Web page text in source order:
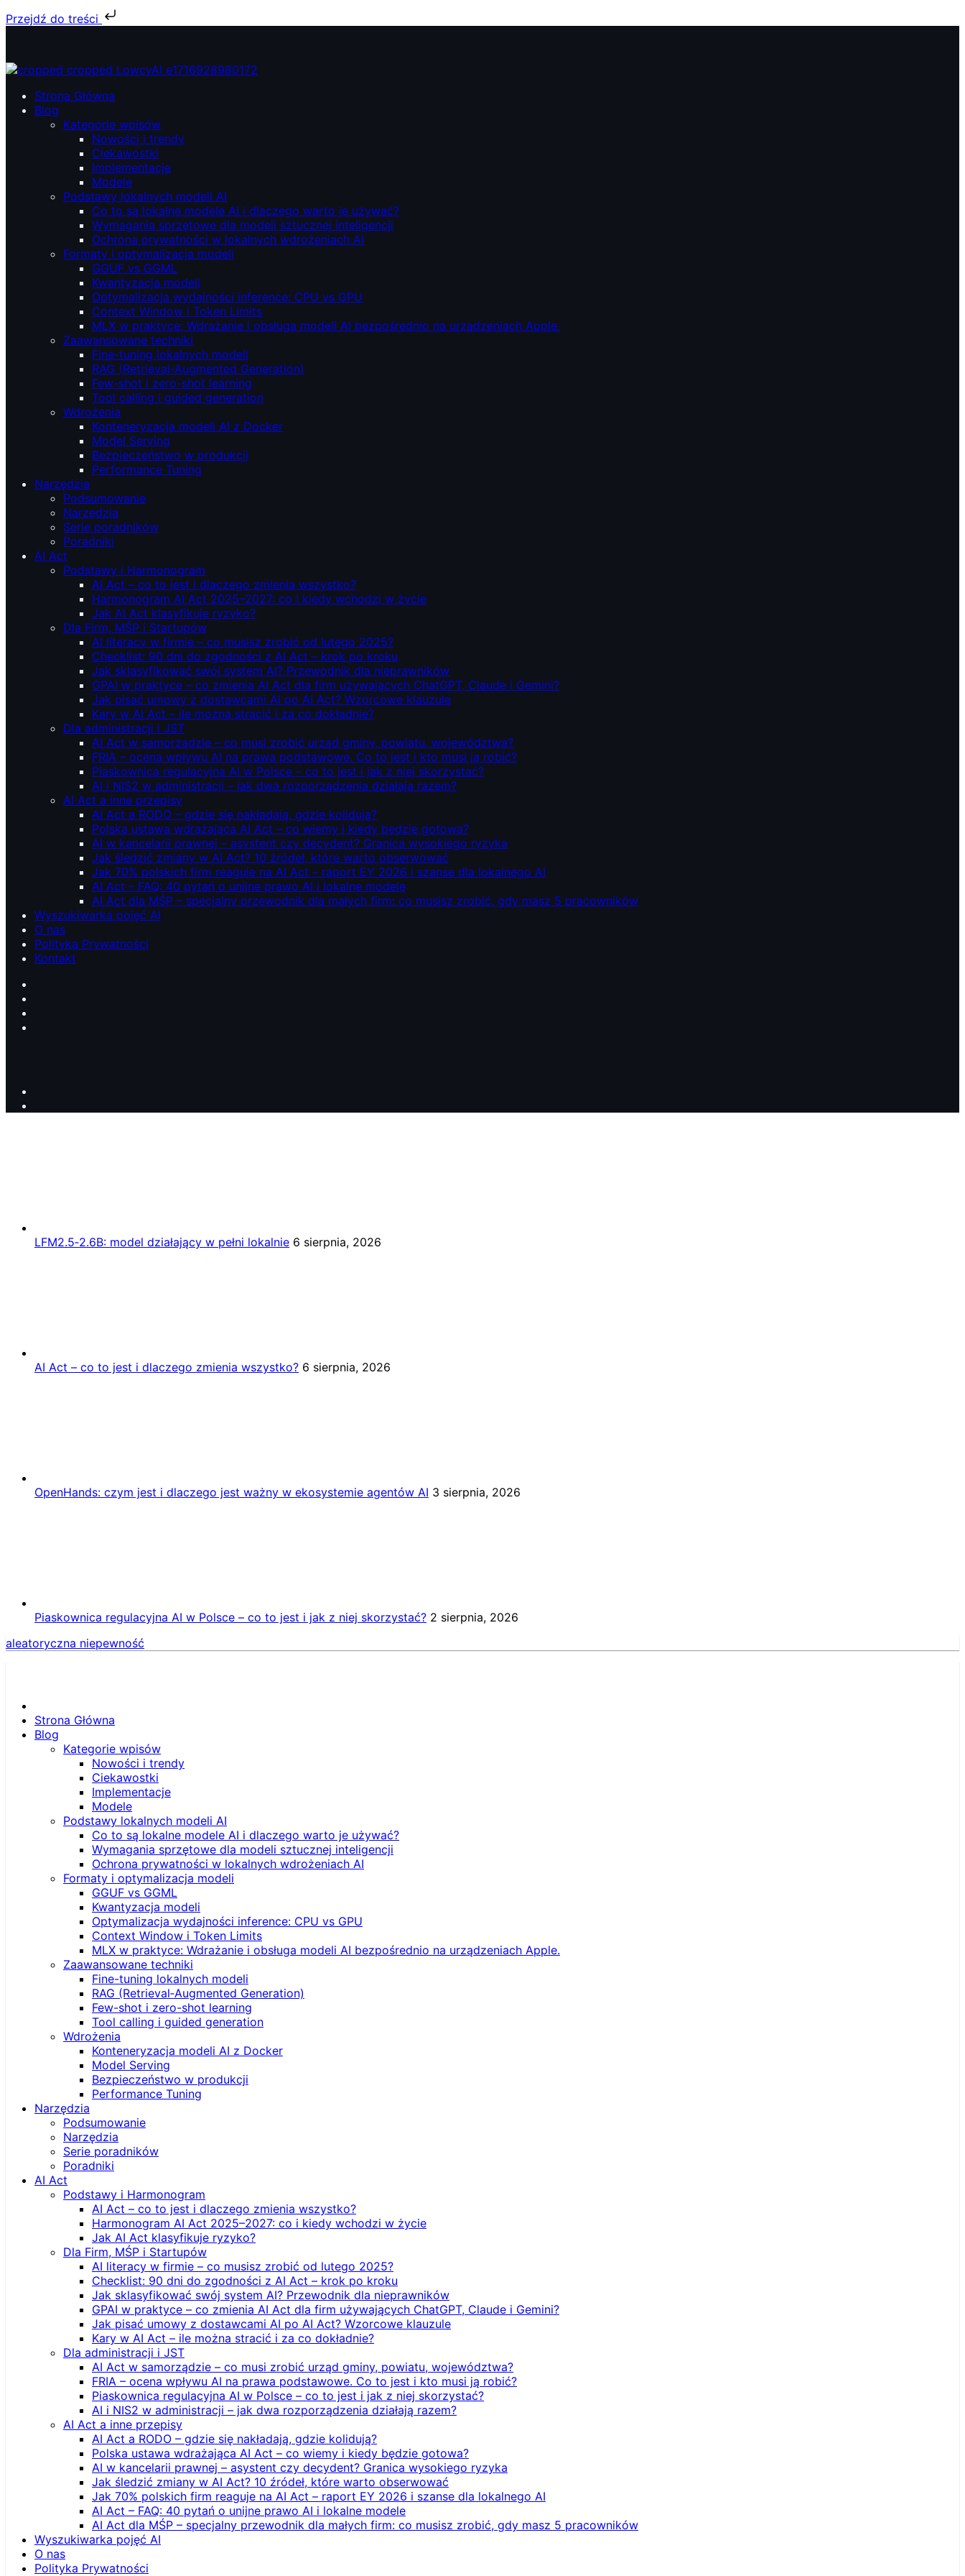
Przejdź do treści
treści
ŁowcyAI – Lokalne modele AI, prywatność i niezależność.
ŁowcyAI – Lokalne modele AI, prywatność i niezależność.
Strona Główna
Blog
Kategorie wpisów
Nowości i trendy
Ciekawostki
Implementacje
Modele
Podstawy lokalnych modeli AI
Co to są lokalne modele AI i dlaczego warto je używać?
Wymagania sprzętowe dla modeli sztucznej inteligencji
Ochrona prywatności w lokalnych wdrożeniach AI
Formaty i optymalizacja modeli
GGUF vs GGML
Kwantyzacja modeli
Optymalizacja wydajności inference: CPU vs GPU
Context Window i Token Limits
MLX w praktyce: Wdrażanie i obsługa modeli AI bezpośrednio na urządzeniach Apple.
Zaawansowane techniki
Fine-tuning lokalnych modeli
RAG (Retrieval‑Augmented Generation)
Few-shot i zero-shot learning
Tool calling i guided generation
Wdrożenia
Konteneryzacja modeli AI z Docker
Model Serving
Bezpieczeństwo w produkcji
Performance Tuning
Narzędzia
Podsumowanie
Narzędzia
Serie poradników
Poradniki
AI Act
Podstawy i Harmonogram
AI Act – co to jest i dlaczego zmienia wszystko?
Harmonogram AI Act 2025–2027: co i kiedy wchodzi w życie
Jak AI Act klasyfikuje ryzyko?
Dla Firm, MŚP i Startupów
AI literacy w firmie – co musisz zrobić od lutego 2025?
Checklist: 90 dni do zgodności z AI Act – krok po kroku
Jak sklasyfikować swój system AI? Przewodnik dla nieprawników
GPAI w praktyce – co zmienia AI Act dla firm używających ChatGPT, Claude i Gemini?
Jak pisać umowy z dostawcami AI po AI Act? Wzorcowe klauzule
Kary w AI Act – ile można stracić i za co dokładnie?
Dla administracji i JST
AI Act w samorządzie – co musi zrobić urząd gminy, powiatu, województwa?
FRIA – ocena wpływu AI na prawa podstawowe. Co to jest i kto musi ją robić?
Piaskownica regulacyjna AI w Polsce – co to jest i jak z niej skorzystać?
AI i NIS2 w administracji – jak dwa rozporządzenia działają razem?
AI Act a inne przepisy
AI Act a RODO – gdzie się nakładają, gdzie kolidują?
Polska ustawa wdrażająca AI Act – co wiemy i kiedy będzie gotowa?
AI w kancelarii prawnej – asystent czy decydent? Granica wysokiego ryzyka
Jak śledzić zmiany w AI Act? 10 źródeł, które warto obserwować
Jak 70% polskich firm reaguje na AI Act – raport EY 2026 i szanse dla lokalnego AI
AI Act – FAQ: 40 pytań o unijne prawo AI i lokalne modele
AI Act dla MŚP – specjalny przewodnik dla małych firm: co musisz zrobić, gdy masz 5 pracowników
Wyszukiwarka pojęć AI
O nas
Polityka Prywatności
Kontakt
LFM2.5‑2.6B: model działający w pełni lokalnie 6 sierpnia, 2026
AI Act – co to jest i dlaczego zmienia wszystko? 6 sierpnia, 2026
OpenHands: czym jest i dlaczego jest ważny w ekosystemie agentów AI 3 sierpnia, 2026
Piaskownica regulacyjna AI w Polsce – co to jest i jak z niej skorzystać? 2 sierpnia, 2026
aleatoryczna niepewność
Strona Główna
Blog
Kategorie wpisów
Nowości i trendy
Ciekawostki
Implementacje
Modele
Podstawy lokalnych modeli AI
Co to są lokalne modele AI i dlaczego warto je używać?
Wymagania sprzętowe dla modeli sztucznej inteligencji
Ochrona prywatności w lokalnych wdrożeniach AI
Formaty i optymalizacja modeli
GGUF vs GGML
Kwantyzacja modeli
Optymalizacja wydajności inference: CPU vs GPU
Context Window i Token Limits
MLX w praktyce: Wdrażanie i obsługa modeli AI bezpośrednio na urządzeniach Apple.
Zaawansowane techniki
Fine-tuning lokalnych modeli
RAG (Retrieval‑Augmented Generation)
Few-shot i zero-shot learning
Tool calling i guided generation
Wdrożenia
Konteneryzacja modeli AI z Docker
Model Serving
Bezpieczeństwo w produkcji
Performance Tuning
Narzędzia
Podsumowanie
Narzędzia
Serie poradników
Poradniki
AI Act
Podstawy i Harmonogram
AI Act – co to jest i dlaczego zmienia wszystko?
Harmonogram AI Act 2025–2027: co i kiedy wchodzi w życie
Jak AI Act klasyfikuje ryzyko?
Dla Firm, MŚP i Startupów
AI literacy w firmie – co musisz zrobić od lutego 2025?
Checklist: 90 dni do zgodności z AI Act – krok po kroku
Jak sklasyfikować swój system AI? Przewodnik dla nieprawników
GPAI w praktyce – co zmienia AI Act dla firm używających ChatGPT, Claude i Gemini?
Jak pisać umowy z dostawcami AI po AI Act? Wzorcowe klauzule
Kary w AI Act – ile można stracić i za co dokładnie?
Dla administracji i JST
AI Act w samorządzie – co musi zrobić urząd gminy, powiatu, województwa?
FRIA – ocena wpływu AI na prawa podstawowe. Co to jest i kto musi ją robić?
Piaskownica regulacyjna AI w Polsce – co to jest i jak z niej skorzystać?
AI i NIS2 w administracji – jak dwa rozporządzenia działają razem?
AI Act a inne przepisy
AI Act a RODO – gdzie się nakładają, gdzie kolidują?
Polska ustawa wdrażająca AI Act – co wiemy i kiedy będzie gotowa?
AI w kancelarii prawnej – asystent czy decydent? Granica wysokiego ryzyka
Jak śledzić zmiany w AI Act? 10 źródeł, które warto obserwować
Jak 70% polskich firm reaguje na AI Act – raport EY 2026 i szanse dla lokalnego AI
AI Act – FAQ: 40 pytań o unijne prawo AI i lokalne modele
AI Act dla MŚP – specjalny przewodnik dla małych firm: co musisz zrobić, gdy masz 5 pracowników
Wyszukiwarka pojęć AI
O nas
Polityka Prywatności